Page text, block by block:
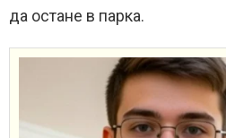
да остане в парка.